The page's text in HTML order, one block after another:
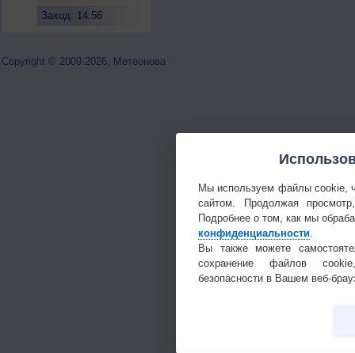
Заход: 14:56
Copyright © 2009-2026, Метеонова
Мы используем файлы cookie,
сайтом. Продолжая
Подробнее о том, как мы
конфиденциальности.
Вы также можете
сохранение файлов
безопасности в Вашем веб-